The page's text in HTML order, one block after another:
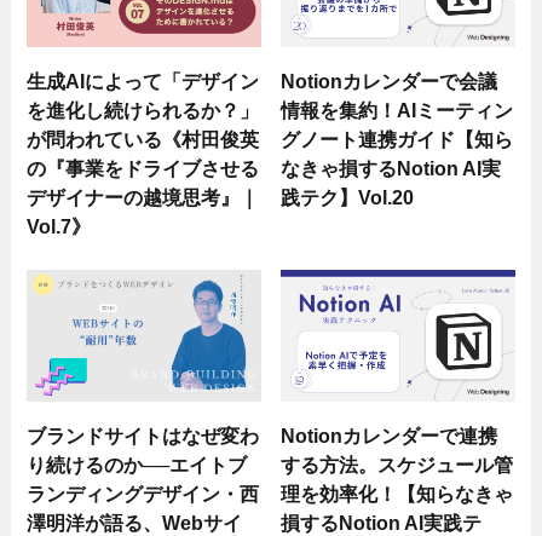
生成AIによって「デザイン
を進化し続けられるか？」
が問われている《村田俊英
の『事業をドライブさせる
デザイナーの越境思考』｜
Vol.7》
Notionカレンダーで会議
情報を集約！AIミーティン
グノート連携ガイド【知ら
なきゃ損するNotion AI実
践テク】Vol.20
ブランドサイトはなぜ変わ
り続けるのか──エイトブ
ランディングデザイン・西
澤明洋が語る、Webサイ
Notionカレンダーで連携
する方法。スケジュール管
理を効率化！【知らなきゃ
損するNotion AI実践テ